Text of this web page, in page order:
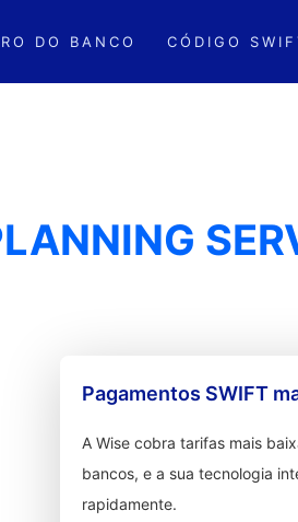
DO BANCO CÓDIGO
Pagamentos SWIFT
A Wise cobra tarifas mais
bancos, e a sua tecnologia
rapidamente.